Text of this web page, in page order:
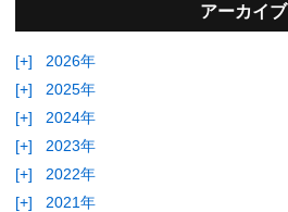
アーカイブ
[+]
2026年
[+]
2025年
[+]
2024年
[+]
2023年
[+]
2022年
[+]
2021年